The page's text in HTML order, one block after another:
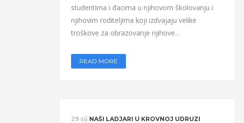
studentima i đacima u njihovom školovanju i
njihovim roditeljima koji izdvajaju velike
troškove za obrazovanje njihove...
READ MORE
29 sij NAŠI LADJARI U KROVNOJ UDRUZI